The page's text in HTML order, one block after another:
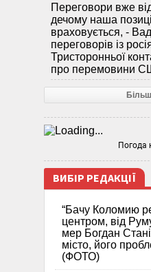
Переговори вже
дечому наша
враховується, -
переговорів із
Тристоронньої
про перемовини
Погода
ВИБІР РЕДАКЦІЇ
“Бачу Коломию
центром, від
мер Богдан
місто, його
(ФОТО)